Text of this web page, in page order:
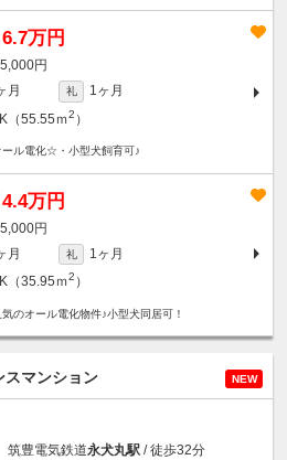
6.7万円
5,000円
月 礼
1ヶ月
（55.55ｍ2 ）
ル電化☆・小型犬飼育可♪
4.4万円
5,000円
月 礼
1ヶ月
（35.95ｍ2 ）
のオール電化物件♪小型犬同居可！
スマンション NEW
筑豊電気鉄道永犬丸駅 / 徒歩32分